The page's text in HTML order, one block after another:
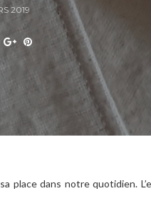
2019
place dans notre quotidien.